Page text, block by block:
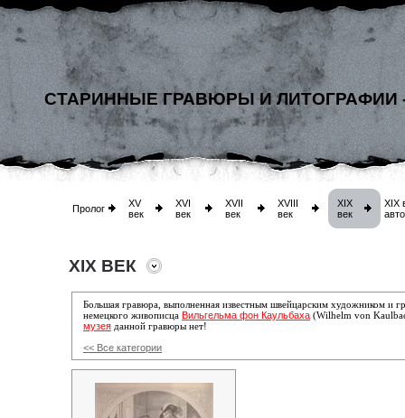
СТАРИННЫЕ ГРАВЮРЫ И ЛИТОГРАФИИ
Пролог
XV
век
XVI
век
XVII
век
XVIII
век
XIX
век
XIX
XIX ВЕК
Большая гравюра, выполненная известным швейцарским художником и
немецкого живописца Вильгельма фон Каульбаха (Wilhelm von
музея данной гравюры нет!
<< Все категории